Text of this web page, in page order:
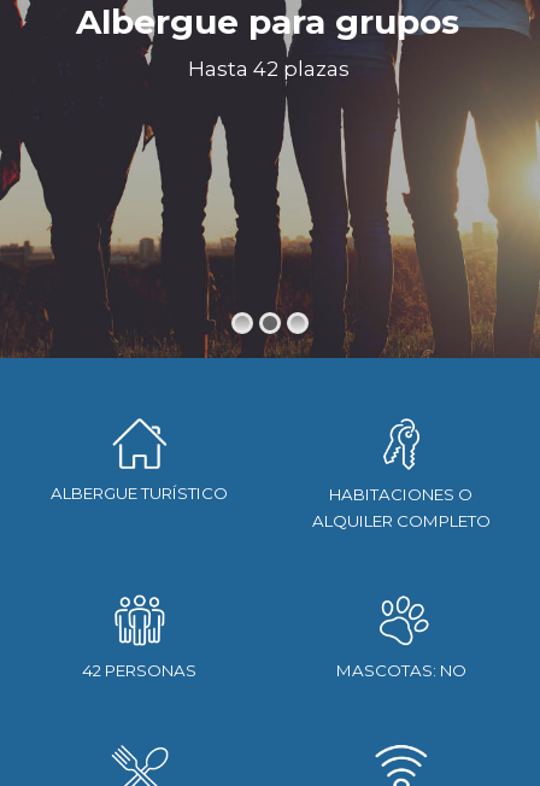
Albergue para grupos
Hasta 42 plazas
ALBERGUE TURÍSTICO
HABITACIONES O
ALQUILER COMPLETO
42 PERSONAS MASCOTAS: NO